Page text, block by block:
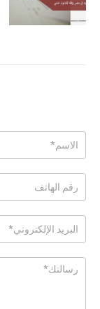
Posts
-
Page
Form